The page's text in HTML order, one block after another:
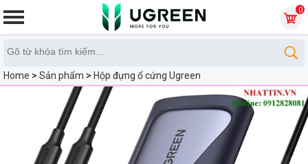
0
Home > Sản phẩm > Hộp đựng ổ cứng Ugreen